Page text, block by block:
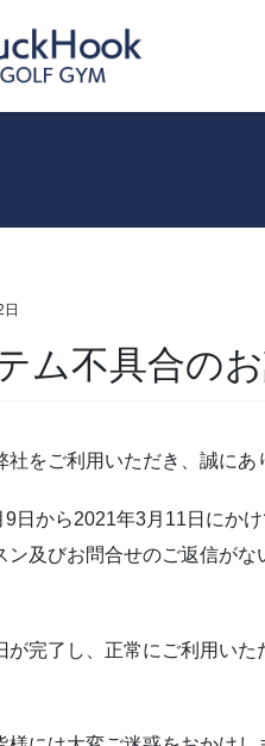
ム不具合の
社をご利用いただき、誠にあ
9日から2021年3月11日にか
ン及びお問合せのご返信がな
が完了し、正常にご利用いた